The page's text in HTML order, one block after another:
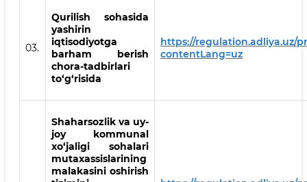
03.
Qurilish sohasida
yashirin
iqtisodiyotga
barham berish
chora-tadbirlari
to‘g‘risida
https://regulation.adliya.uz/
contentLang=uz
Shaharsozlik va uy-
joy kommunal
xo‘jaligi sohalari
mutaxassislarining
malakasini oshirish